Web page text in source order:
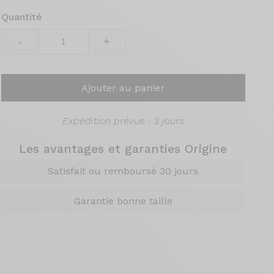
Quantité
- +
Ajouter au panier
Expédition prévue : 3 jours
Les avantages et garanties Origine
Satisfait ou remboursé 30 jours
Garantie bonne taille